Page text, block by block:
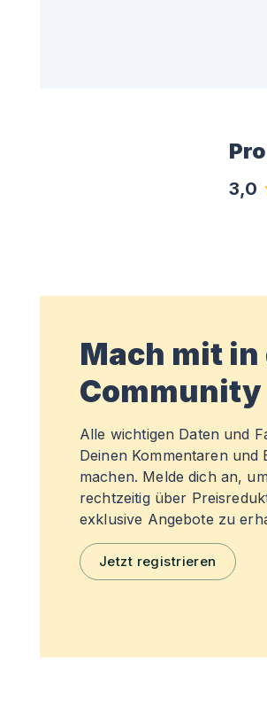
3,0
Mach mit
Community
Alle wichtigen Daten und
Deinen Kommentaren
machen. Melde dich an,
rechtzeitig über
exklusive Angebote zu
Jetzt registrieren